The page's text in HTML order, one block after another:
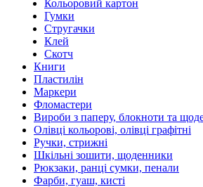
Кольоровий картон
Гумки
Стругачки
Клей
Скотч
Книги
Пластилін
Маркери
Фломастери
Вироби з паперу, блокноти та
Олівці кольорові, олівці графітні
Ручки, стрижні
Шкільні зошити, щоденники
Рюкзаки, ранці сумки, пенали
Фарби, гуаш, кисті